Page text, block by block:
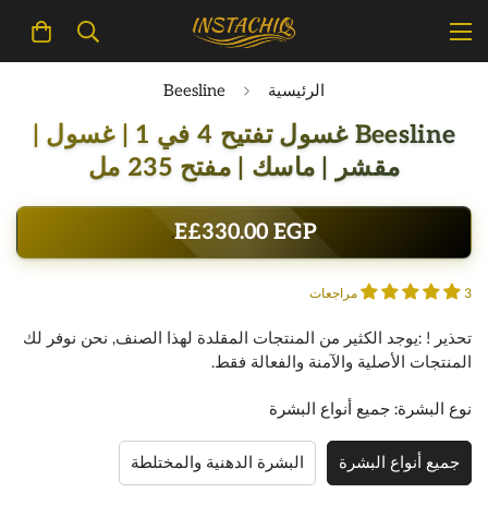
الرئيسية Beesline
Beesline غسول تفتيح 4 في 1 | غسول |
مقشر | ماسك | مفتح 235 مل
السعر
E£330.00 EGP
.
3 مراجعات
تحذير ! :يوجد الكثير من المنتجات المقلدة لهذا الصنف, نحن نوفر لك
المنتجات الأصلية والآمنة والفعالة فقط.
نوع البشرة: جميع أنواع البشرة
جميع أنواع البشرة البشرة الدهنية والمختلطة